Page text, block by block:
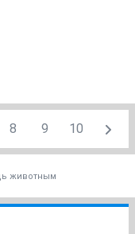
8 9 10
животным